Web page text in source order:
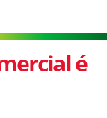
é